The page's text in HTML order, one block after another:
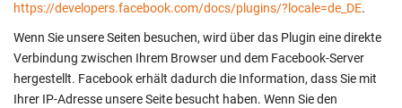
https://developers.facebook.com/docs/plugins/?locale=de_DE.
Wenn Sie unsere Seiten besuchen, wird über das Plugin eine direkte
Verbindung zwischen Ihrem Browser und dem Facebook-Server
hergestellt. Facebook erhält dadurch die Information, dass Sie mit
Ihrer IP-Adresse unsere Seite besucht haben. Wenn Sie den